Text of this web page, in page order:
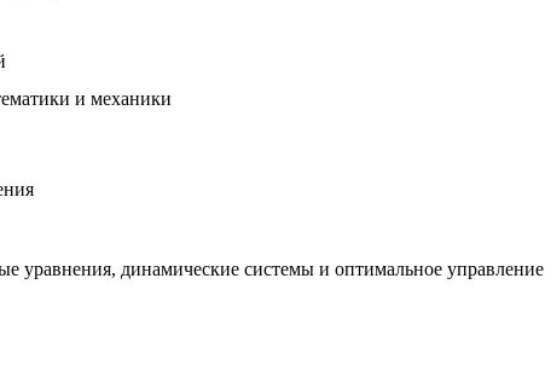
и механики
уравнения, динамические системы и оптимальное управление